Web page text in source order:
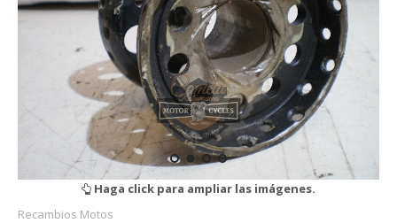
Haga click para ampliar las imágenes.
Recambios Motos